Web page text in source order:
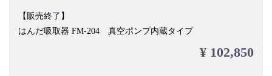
【販売終了】
はんだ吸取器 FM-204 真空ポンプ内蔵タイプ
¥ 102,850